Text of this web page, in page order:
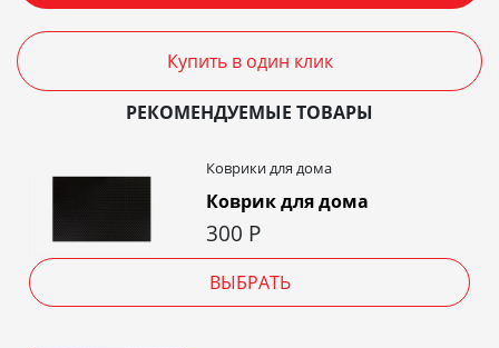
Купить в один клик
РЕКОМЕНДУЕМЫЕ ТОВАРЫ
Коврики для дома
Коврик для дома
300 Р
ВЫБРАТЬ